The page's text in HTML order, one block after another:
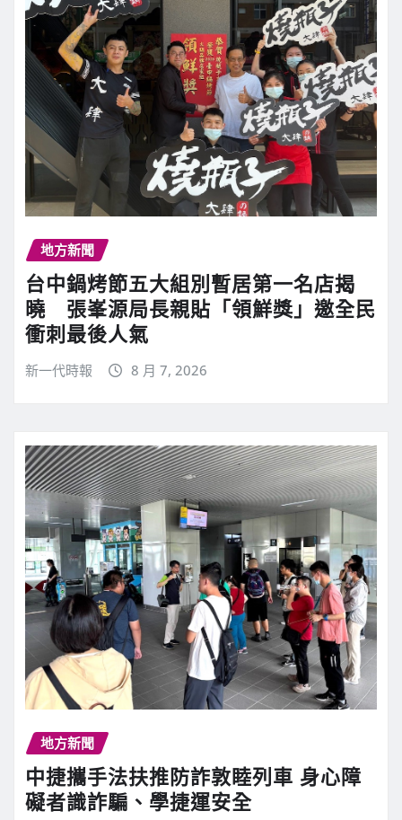
地方新聞
台中鍋烤節五大組別暫居第一名店揭
曉 張峯源局長親貼「領鮮獎」邀全民
衝刺最後人氣
新一代時報 8 月 7, 2026
地方新聞
中捷攜手法扶推防詐敦睦列車 身心障
礙者識詐騙、學捷運安全